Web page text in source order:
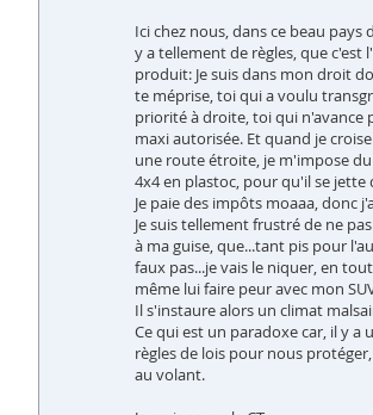
Ici chez nous, dans ce beau pays
y a tellement de règles, que c'est
produit: Je suis dans mon droit
te méprise, toi qui a voulu
priorité à droite, toi qui n'avance
maxi autorisée. Et quand je
une route étroite, je m'impose
4x4 en plastoc, pour qu'il se jette
Je paie des impôts moaaa, donc
Je suis tellement frustré de ne
à ma guise, que...tant pis pour
faux pas...je vais le niquer, en
même lui faire peur avec mon
Il s'instaure alors un climat
Ce qui est un paradoxe car, il y a
règles de lois pour nous
au volant.